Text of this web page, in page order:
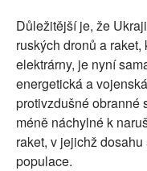
Důležitější je, že
ruských dronů a
elektrárny, je nyní
energetická a
protivzdušné obranné
méně náchylné k
raket, v jejichž
populace.